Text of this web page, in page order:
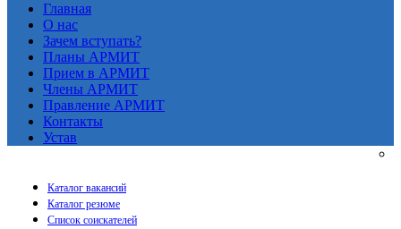
Главная
О нас
Зачем вступать?
Планы АРМИТ
Прием в АРМИТ
Члены АРМИТ
Правление АРМИТ
Контакты
Устав
Каталог вакансий
Каталог резюме
Список соискателей